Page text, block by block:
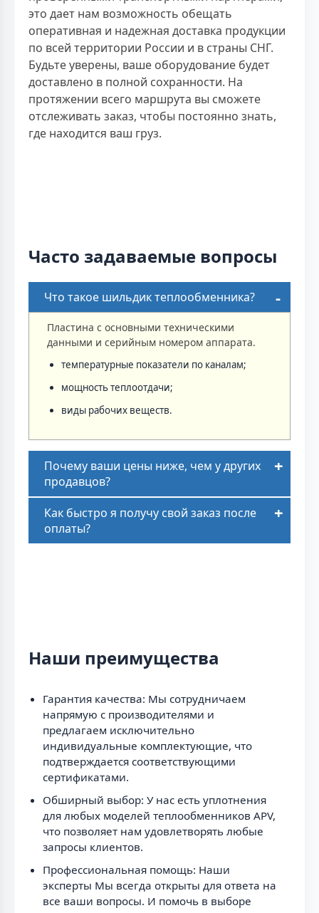
это дает нам возможность обещать
оперативная и надежная доставка продукции
по всей территории России и в страны СНГ.
Будьте уверены, ваше оборудование будет
доставлено в полной сохранности. На
протяжении всего маршрута вы сможете
отслеживать заказ, чтобы постоянно знать,
где находится ваш груз.
Часто задаваемые вопросы
Что такое шильдик теплообменника?
Пластина с основными техническими
данными и серийным номером аппарата.
температурные показатели по каналам;
мощность теплоотдачи;
виды рабочих веществ.
Почему ваши цены ниже, чем у других
продавцов?
Как быстро я получу свой заказ после
оплаты?
Наши преимущества
Гарантия качества: Мы сотрудничаем
напрямую с производителями и
предлагаем исключительно
индивидуальные комплектующие, что
подтверждается соответствующими
сертификатами.
Обширный выбор: У нас есть уплотнения
для любых моделей теплообменников APV,
что позволяет нам удовлетворять любые
запросы клиентов.
Профессиональная помощь: Наши
эксперты Мы всегда открыты для ответа на
все ваши вопросы. И помочь в выборе